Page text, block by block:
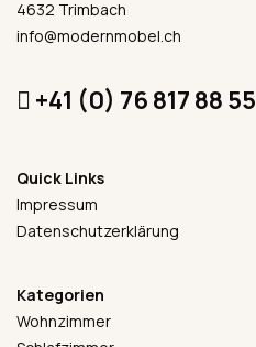
4632 Trimbach
info@modernmobel.ch
+41 (0) 76 817 88 55
Quick Links
Impressum
Datenschutzerklärung
Kategorien
Wohnzimmer